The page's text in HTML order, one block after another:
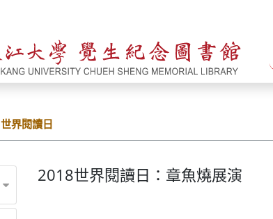
世界閱讀日
2018世界閱讀日：章魚燒展演